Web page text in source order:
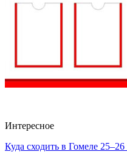
Интересное
Куда сходить в Гомеле